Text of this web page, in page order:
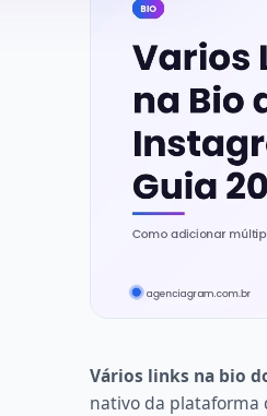
Vários links na bio
nativo da plataforma